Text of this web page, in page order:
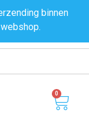
binnen
webshop.
0